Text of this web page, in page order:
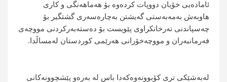
ئامادەیی خۆیان دووپات کردەوە بۆ هەماهەنگی و کاری
هاوبەش بەمەبەستی گەیشتن بەچارەسەری گشتگیر بۆ
چەسپاندنی تەرخانکراوی پێویست بۆ دەستەبەرکردنی مووچەی
فەرمانبەران و مووچەخۆرانی هەرێمی کوردستان لەمساڵدا.
لەبەشێکی تری کۆبوونەوەکەدا باس لە بەرەو پێشچوونەکانی